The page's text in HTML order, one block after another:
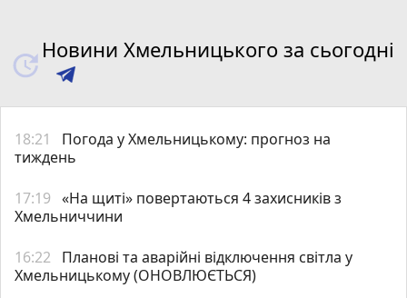
Новини Хмельницького за сьогодні
18:21
Погода у Хмельницькому: прогноз на
тиждень
17:19 «На щиті» повертаються 4 захисників з
Хмельниччини
16:22
Планові та аварійні відключення світла у
Хмельницькому (ОНОВЛЮЄТЬСЯ)